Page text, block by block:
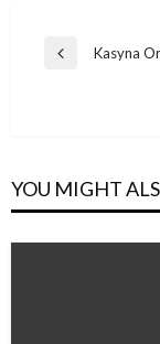
Post
Previous
Kasyna
YOU MIGHT